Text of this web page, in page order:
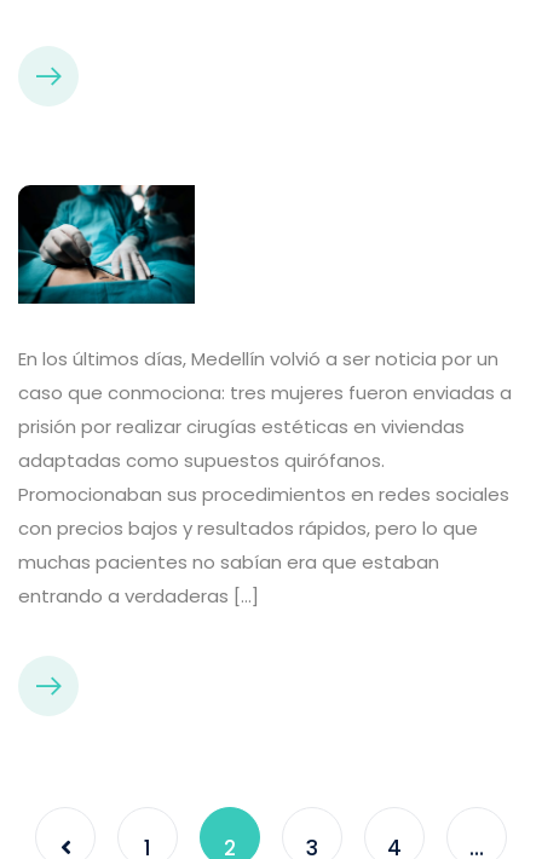
En los últimos días, Medellín volvió a ser noticia por un
caso que conmociona: tres mujeres fueron enviadas a
prisión por realizar cirugías estéticas en viviendas
adaptadas como supuestos quirófanos.
Promocionaban sus procedimientos en redes sociales
con precios bajos y resultados rápidos, pero lo que
muchas pacientes no sabían era que estaban
entrando a verdaderas […]
1 2 3 4 …